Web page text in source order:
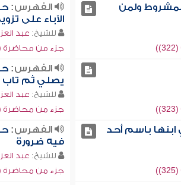
ولمن
الفهرس:
الآباء على
للشيخ: عبد
جزء من محاضرة (
الفهرس:
يصلي ثم تاب
للشيخ: عبد
جزء من محاضرة (
ابنها باسم أحد
الفهرس:
فيه ضرورة
للشيخ: عبد
جزء من محاضرة (